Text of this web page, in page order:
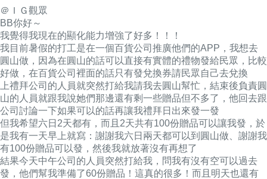
＠ＩＧ觀眾
BB你好～
我覺得我現在的顯化能力增強了好多！！！
我目前暑假的打工是在一個百貨公司推廣他們的APP，我想去
圓山做，因為在圓山的話可以直接有實體的禮物發給民眾，比較
好做，在百貨公司裡面的話只有發兌換券請民眾自己去兌換
上禮拜公司的人員就突然打給我請我去圓山幫忙，結束後負責圓
山的人員就跟我說她們那邊還有剩一些贈品但不多了，他回去跟
公司討論一下如果可以的話再讓我禮拜日出來發一發
但我希望六日2天都有，而且2天共有100份贈品可以讓我發，於
是我有一天早上就寫：謝謝我六日兩天都可以到圓山做、謝謝我
有100份贈品可以發，然後我就放著沒有再想了
結果今天中午公司的人員突然打給我，問我有沒有空可以過去
發，他們幫我準備了60份贈品！這真的很多！而且明天也還有